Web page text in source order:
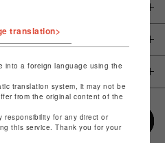
translation>
into a foreign language using the
translation system, it may not be
from the original content of the
responsibility for any direct or
this service. Thank you for your